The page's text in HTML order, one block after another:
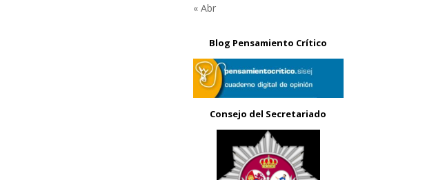
« Abr
Blog Pensamiento Crítico
Consejo del Secretariado